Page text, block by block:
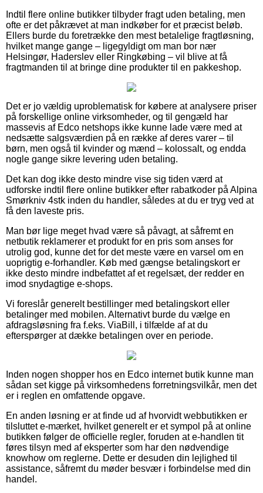
Indtil flere online butikker tilbyder fragt uden betaling, men
ofte er det påkrævet at man indkøber for et præcist beløb.
Ellers burde du foretrække den mest betalelige fragtløsning,
hvilket mange gange – ligegyldigt om man bor nær
Helsingør, Haderslev eller Ringkøbing – vil blive at få
fragtmanden til at bringe dine produkter til en pakkeshop.
Det er jo vældig uproblematisk for købere at analysere priser
på forskellige online virksomheder, og til gengæld har
massevis af Edco netshops ikke kunne lade være med at
nedsætte salgsværdien på en række af deres varer – til
børn, men også til kvinder og mænd – kolossalt, og endda
nogle gange sikre levering uden betaling.
Det kan dog ikke desto mindre vise sig tiden værd at
udforske indtil flere online butikker efter rabatkoder på Alpina
Smørkniv 4stk inden du handler, således at du er tryg ved at
få den laveste pris.
Man bør lige meget hvad være så påvagt, at såfremt en
netbutik reklamerer et produkt for en pris som anses for
utrolig god, kunne det for det meste være en varsel om en
uoprigtig e-forhandler. Køb med gængse betalingskort er
ikke desto mindre indbefattet af et regelsæt, der redder en
imod snydagtige e-shops.
Vi foreslår generelt bestillinger med betalingskort eller
betalinger med mobilen. Alternativt burde du vælge en
afdragsløsning fra f.eks. ViaBill, i tilfælde af at du
efterspørger at dække betalingen over en periode.
Inden nogen shopper hos en Edco internet butik kunne man
sådan set kigge på virksomhedens forretningsvilkår, men det
er i reglen en omfattende opgave.
En anden løsning er at finde ud af hvorvidt webbutikken er
tilsluttet e-mærket, hvilket generelt er et sympol på at online
butikken følger de officielle regler, foruden at e-handlen tit
føres tilsyn med af eksperter som har den nødvendige
knowhow om reglerne. Dette er desuden din lejlighed til
assistance, såfremt du møder besvær i forbindelse med din
handel.